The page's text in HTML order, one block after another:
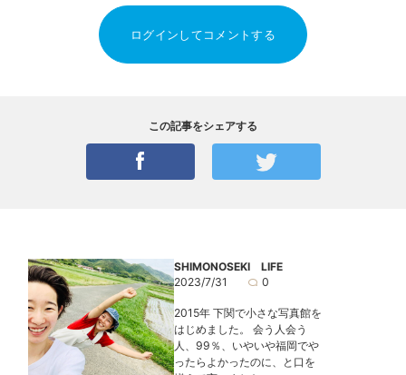
ログインしてコメントする
この記事をシェアする
SHIMONOSEKI LIFE
2023/7/31
0
2015年 下関で小さな写真館を
はじめました。 会う人会う
人、99％、いやいや福岡でや
ったらよかったのに、と口を